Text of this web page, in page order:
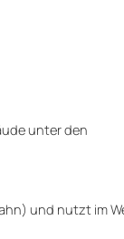
unter den
und nutzt im